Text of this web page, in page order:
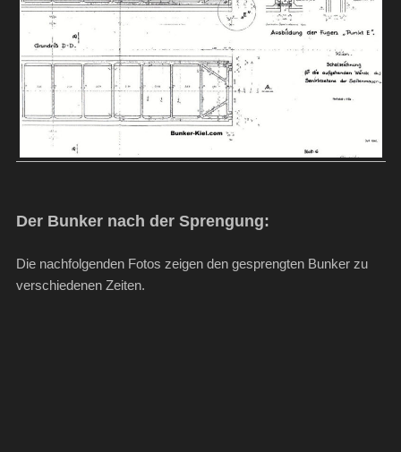
Der Bunker nach der Sprengung:
Die nachfolgenden Fotos zeigen den gesprengten Bunker zu
verschiedenen Zeiten.